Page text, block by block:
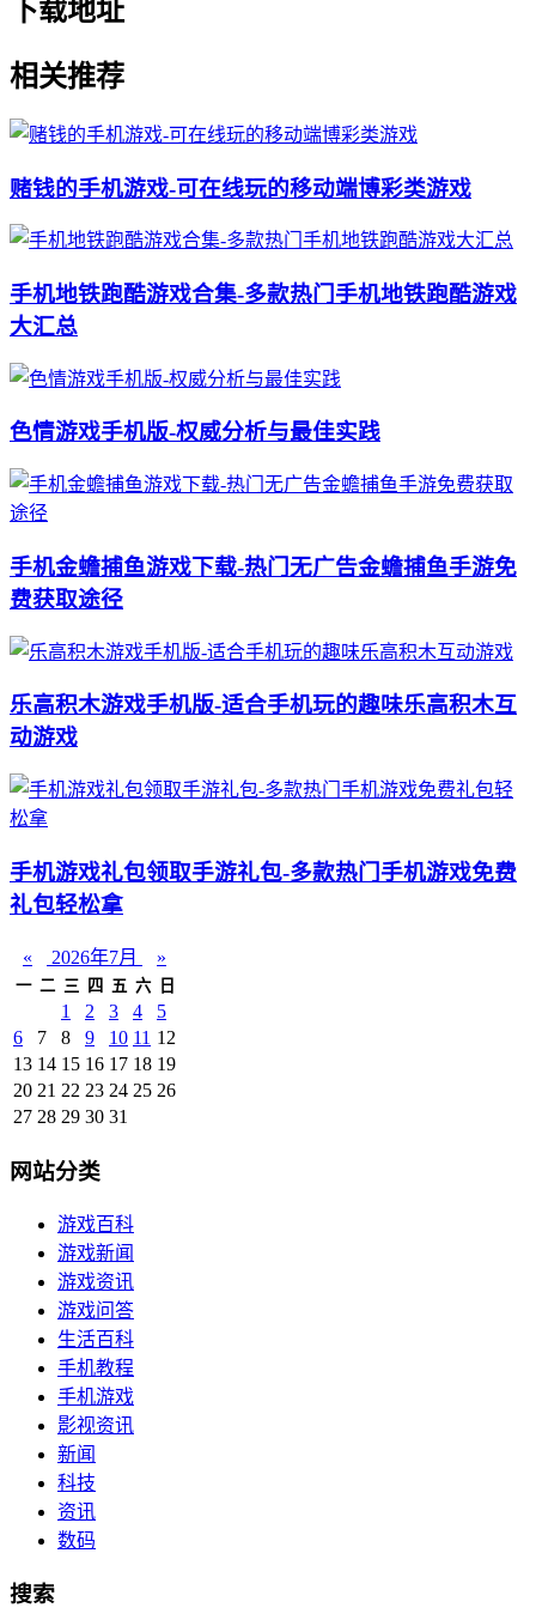
下载地址
相关推荐
赌钱的手机游戏-可在线玩的移动端博彩类游戏
手机地铁跑酷游戏合集-多款热门手机地铁跑酷游戏
大汇总
色情游戏手机版-权威分析与最佳实践
手机金蟾捕鱼游戏下载-热门无广告金蟾捕鱼手游免
费获取途径
乐高积木游戏手机版-适合手机玩的趣味乐高积木互
动游戏
手机游戏礼包领取手游礼包-多款热门手机游戏免费
礼包轻松拿
« 2026年7月 »
一 二 三 四 五 六 日
1 2 3 4
5
6
7 8 9 10 11 12
13 14 15 16 17 18 19
20 21 22 23 24 25 26
27 28 29 30 31
网站分类
游戏百科
游戏新闻
游戏资讯
游戏问答
生活百科
手机教程
手机游戏
影视资讯
新闻
科技
资讯
数码
搜索